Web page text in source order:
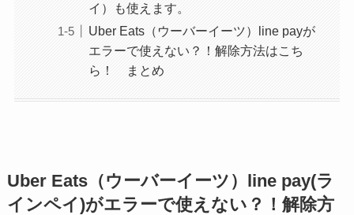
イ）も使えます。
Uber Eats（ウーバーイーツ）line payが
エラーで使えない？！解除方法はこち
ら！ まとめ
Uber Eats（ウーバーイーツ）line pay(ラ
インペイ)がエラーで使えない？！解除方